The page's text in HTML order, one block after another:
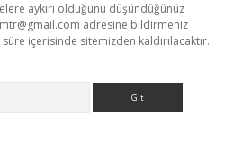
aykırı olduğunu düşündüğünüz
adresine bildirmeniz
içerisinde sitemizden kaldırılacaktır.